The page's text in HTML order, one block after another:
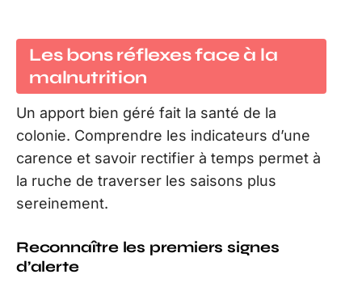
Les bons réflexes face à la
malnutrition
Un apport bien géré fait la santé de la
colonie. Comprendre les indicateurs d’une
carence et savoir rectifier à temps permet à
la ruche de traverser les saisons plus
sereinement.
Reconnaître les premiers signes
d’alerte